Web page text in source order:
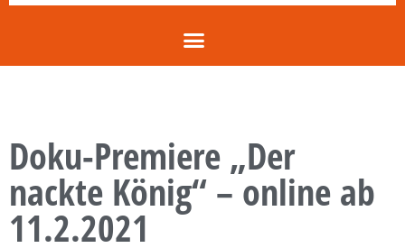
Doku-Premiere „Der
nackte König“ – online ab
11.2.2021